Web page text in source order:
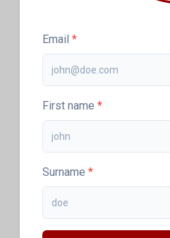
Email
First name
Surname